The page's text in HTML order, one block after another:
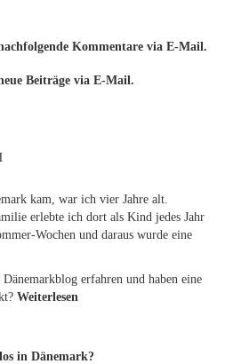
Kommentare via E-Mail.
Beiträge via E-Mail.
kam, war ich vier Jahre alt.
erlebte ich dort als Kind jedes Jahr
Wochen und daraus wurde eine
erfahren und haben eine
Weiterlesen
in Dänemark?